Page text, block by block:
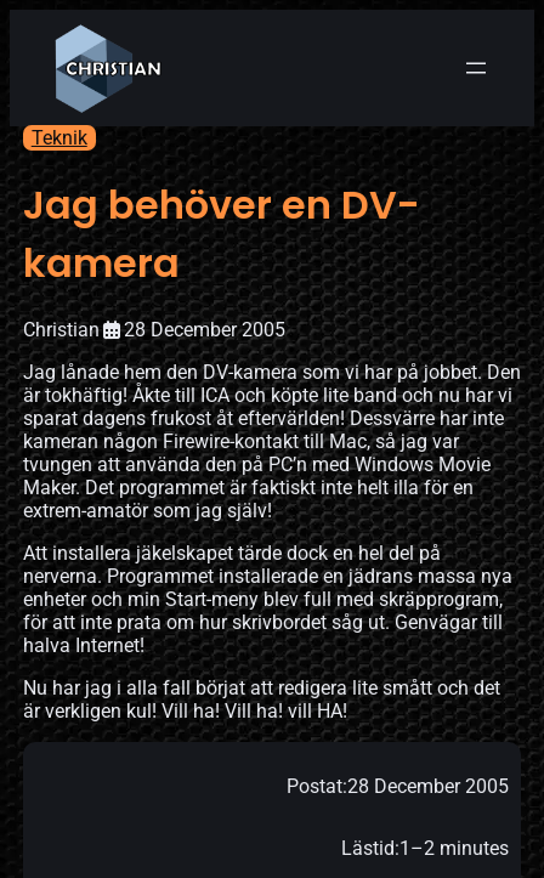
Teknik
Jag behöver en DV-
kamera
Christian
28 December 2005
Jag lånade hem den DV-kamera som vi har på jobbet. Den
är tokhäftig! Åkte till ICA och köpte lite band och nu har vi
sparat dagens frukost åt eftervärlden! Dessvärre har inte
kameran någon Firewire-kontakt till Mac, så jag var
tvungen att använda den på PC’n med Windows Movie
Maker. Det programmet är faktiskt inte helt illa för en
extrem-amatör som jag själv!
Att installera jäkelskapet tärde dock en hel del på
nerverna. Programmet installerade en jädrans massa nya
enheter och min Start-meny blev full med skräpprogram,
för att inte prata om hur skrivbordet såg ut. Genvägar till
halva Internet!
Nu har jag i alla fall börjat att redigera lite smått och det
är verkligen kul! Vill ha! Vill ha! vill HA!
Postat:28 December 2005
Lästid:1–2 minutes